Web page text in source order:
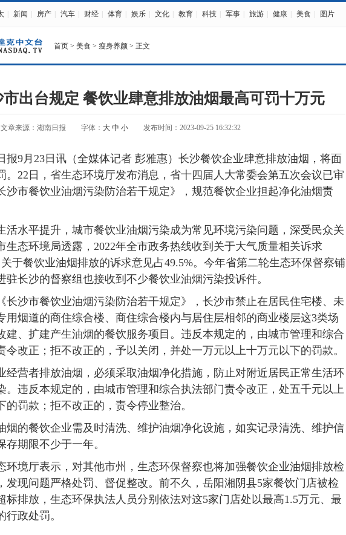
新闻 房产 汽车 财经 体育 娱乐 文化 教育 科技 军事 旅游 健康 美食 图片
首页 > 美食 > 瘦身养颜 > 正文
市出台规定 餐饮业肆意排放油烟最高可罚十万元
文章来源：湖南日报 字体： 大 中 小 发布时间：2023-09-25 16:32:32
9月23日讯（全媒体记者 彭雅惠）长沙餐饮企业肆意排放油烟，将面
。22日，省生态环境厅发布消息，省十四届人大常委会第五次会议已审
沙市餐饮业油烟污染防治若干规定》，规范餐饮企业担起净化油烟责
水平提升，城市餐饮业油烟污染成为常见环境污染问题，深受民众关
生态环境局透露，2022年全市政务热线收到关于大气质量相关诉求
关于餐饮业油烟排放的诉求意见占49.5%。今年省第二轮生态环保督察铺
驻长沙的督察组也接收到不少餐饮业油烟污染投诉件。
沙市餐饮业油烟污染防治若干规定》，长沙市禁止在居民住宅楼、未
用烟道的商住综合楼、商住综合楼内与居住层相邻的商业楼层这3类场
建、扩建产生油烟的餐饮服务项目。违反本规定的，由城市管理和综合
令改正；拒不改正的，予以关闭，并处一万元以上十万元以下的罚款。
营者排放油烟，必须采取油烟净化措施，防止对附近居民正常生活环
。违反本规定的，由城市管理和综合执法部门责令改正，处五千元以上
的罚款；拒不改正的，责令停业整治。
的餐饮企业需及时清洗、维护油烟净化设施，如实记录清洗、维护信
存期限不少于一年。
境厅表示，对其他市州，生态环保督察也将加强餐饮企业油烟排放检
发现问题严格处罚、督促整改。前不久，岳阳湘阴县5家餐饮门店被检
标排放，生态环保执法人员分别依法对这5家门店处以最高1.5万元、最
行政处罚。